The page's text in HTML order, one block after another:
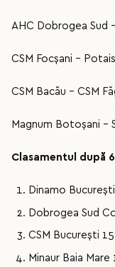
AHC Dobrogea Sud
CSM Focșani –
CSM Bacău – CSM
Magnum Botoșani –
Clasamentul după
Dinamo
Dobrogea Sud
CSM București 15
Minaur Baia Mare